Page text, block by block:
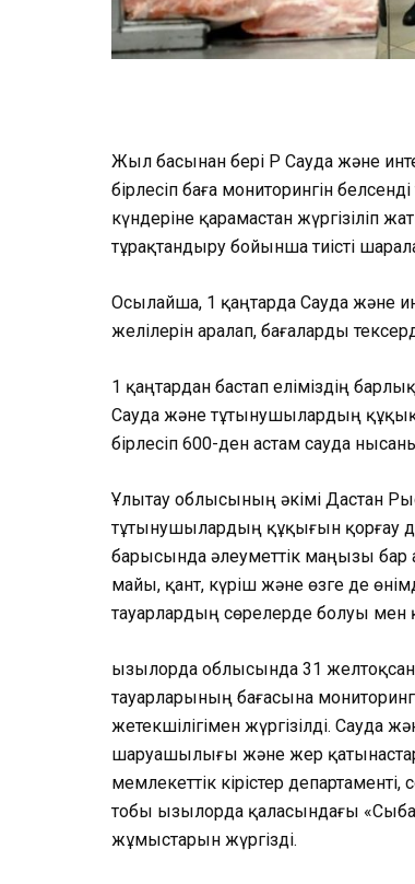
Жыл басынан бері ҚР Сауда және
бірлесіп баға мониторингін
күндеріне қарамастан жүргізіліп
тұрақтандыру бойынша тиісті
Осылайша, 1 қаңтарда Сауда және
желілерін аралап, бағаларды
1 қаңтардан бастап еліміздің
Сауда және тұтынушылардың
бірлесіп 600-ден астам сауда
Ұлытау облысының әкімі Дастан
тұтынушылардың құқығын қорғау
барысында әлеуметтік маңызы бар
майы, қант, күріш және өзге де
тауарлардың сөрелерде болуы
Қызылорда облысында 31
тауарларының бағасына
жетекшілігімен жүргізілді. Сауда
шаруашылығы және жер
мемлекеттік кірістер
тобы Қызылорда қаласындағы
жұмыстарын жүргізді.